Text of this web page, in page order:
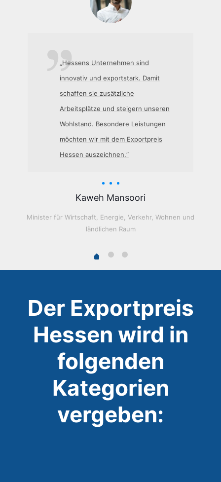
„Hessens Unternehmen sind
innovativ und exportstark. Damit
schaffen sie zusätzliche
Arbeitsplätze und steigern unseren
Wohlstand. Besondere Leistungen
möchten wir mit dem Exportpreis
Hessen auszeichnen.“
Kaweh Mansoori
Minister für Wirtschaft, Energie, Verkehr, Wohnen und
ländlichen Raum
Der Exportpreis
Hessen wird in
folgenden
Kategorien
vergeben: